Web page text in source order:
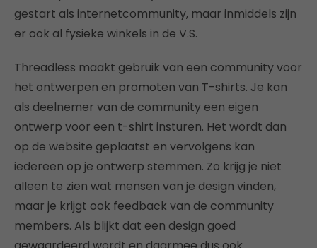
gestart als internetcommunity, maar inmiddels zijn
er ook al fysieke winkels in de V.S.
Threadless maakt gebruik van een community voor
het ontwerpen en promoten van T-shirts. Je kan
als deelnemer van de community een eigen
ontwerp voor een t-shirt insturen. Het wordt dan
op de website geplaatst en vervolgens kan
iedereen op je ontwerp stemmen. Zo krijg je niet
alleen te zien wat mensen van je design vinden,
maar je krijgt ook feedback van de community
members. Als blijkt dat een design goed